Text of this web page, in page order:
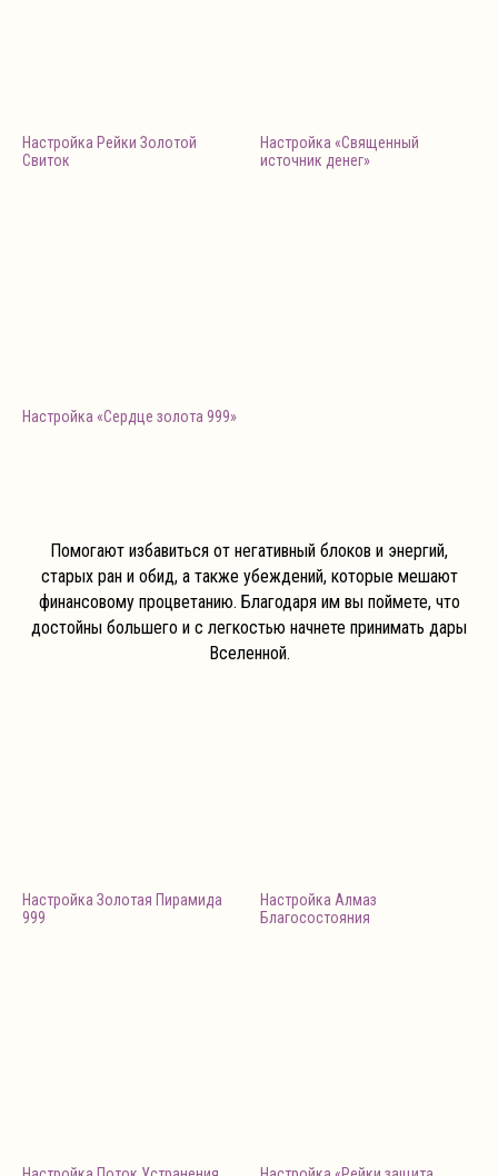
Настройка Рейки Золотой
Свиток
Настройка «Священный
источник денег»
Настройка «Сердце золота 999»
Помогают избавиться от негативный блоков и энергий,
старых ран и обид, а также убеждений, которые мешают
финансовому процветанию. Благодаря им вы поймете, что
достойны большего и с легкостью начнете принимать дары
Вселенной.
Настройка Золотая Пирамида
999
Настройка Алмаз
Благосостояния